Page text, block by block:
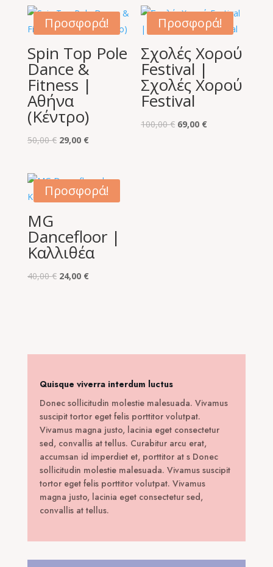
Προσφορά!
Spin Top Pole
Dance &
Fitness |
Αθήνα
(Κέντρο)
50,00€ Original
50,00 €.
29,00 €Η
είναι:
29,00 €.
Προσφορά!
Σχολές Χορού
Festival |
Σχολές Χορού
Festival
100,00€ Original
69,00 €
Προσφορά!
MG
Dancefloor |
Καλλιθέα
40,00€ Original
24,00 €Η
Quisque viverra interdum luctus
Donec sollicitudin molestie malesuada. Vivamus
suscipit tortor eget felis porttitor volutpat.
Vivamus magna justo, lacinia eget consectetur
sed, convallis at tellus. Curabitur arcu erat,
accumsan id imperdiet et, porttitor at s Donec
sollicitudin molestie malesuada. Vivamus suscipit
tortor eget felis porttitor volutpat. Vivamus
magna justo, lacinia eget consectetur sed,
convallis at tellus.